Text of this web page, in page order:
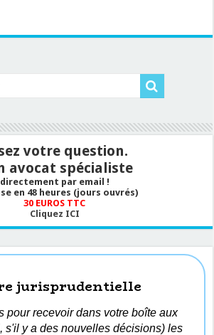
votre question.
avocat spécialiste
directement par email !
en 48 heures (jours ouvrés)
30 EUROS TTC
Cliquez ICI
jurisprudentielle
pour recevoir dans votre boîte aux
s'il y a des nouvelles décisions) les